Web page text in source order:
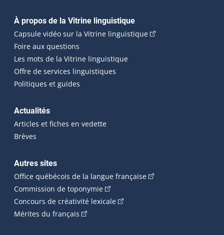
Navigation principale
À propos de la Vitrine linguistique
Capsule vidéo sur la Vitrine linguistique(Cet hyperlien
Foire aux questions
Les mots de la Vitrine linguistique
Offre de services linguistiques
Politiques et guides
Actualités
Articles et fiches en vedette
Brèves
Autres sites
Office québécois de la langue française(Cet hyperlien
Commission de toponymie(Cet hyperlien externe s'ouvrira
Concours de créativité lexicale(Cet hyperlien externe
Mérites du français (Cet hyperlien externe s'ouvrira dans une